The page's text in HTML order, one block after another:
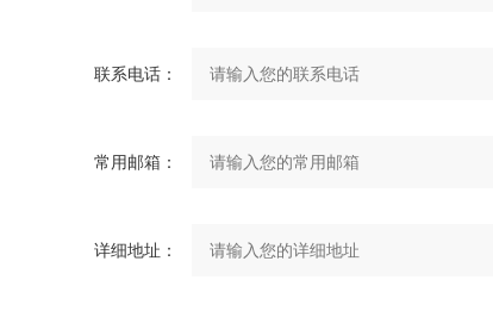
联系电话：
常用邮箱：
详细地址：